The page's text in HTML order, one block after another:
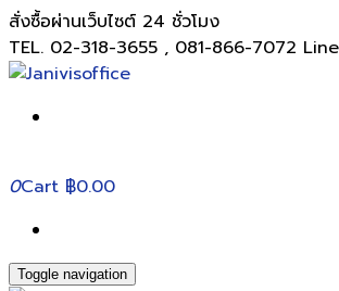
สั่งซื้อผ่านเว็บไซต์ 24 ชั่วโมง
TEL. 02-318-3655 , 081-866-7072 Line
0Cart ฿0.00
Toggle navigation